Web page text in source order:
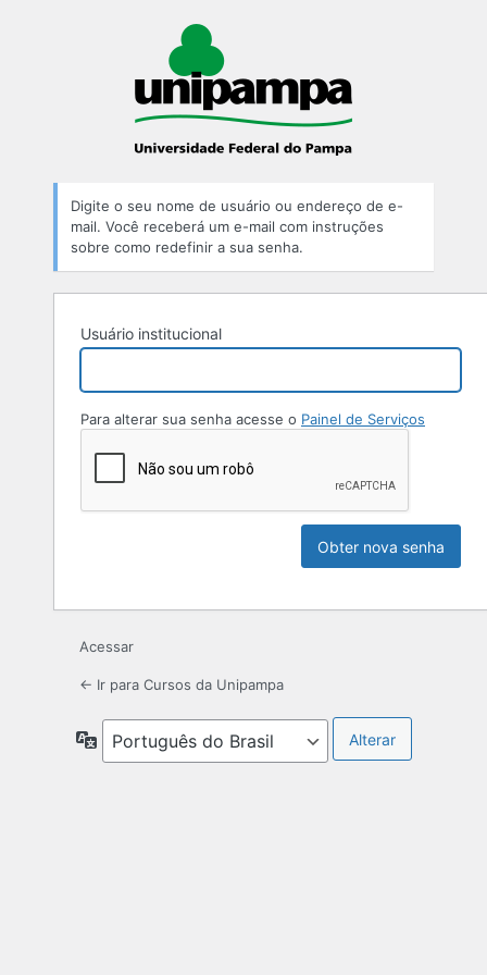
Digite o seu nome de usuário ou endereço de e-
mail. Você receberá um e-mail com instruções
sobre como redefinir a sua senha.
Usuário institucional
Para alterar sua senha acesse o Painel de Serviços
Acessar
← Ir para Cursos da Unipampa
Idioma